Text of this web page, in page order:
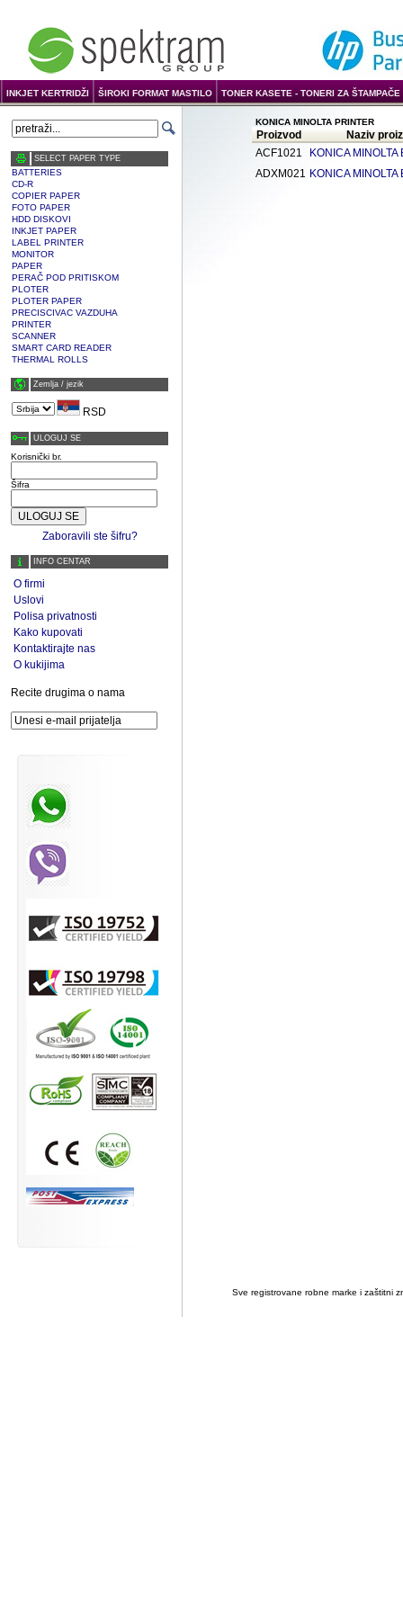
INKJET KERTRIDŽI ŠIROKI FORMAT MASTILO TONER KASETE - TONERI ZA
SELECT PAPER TYPE
BATTERIES
CD-R
COPIER PAPER
FOTO PAPER
HDD DISKOVI
INKJET PAPER
LABEL PRINTER
MONITOR
PAPER
PERAČ POD PRITISKOM
PLOTER
PLOTER PAPER
PRECISCIVAC VAZDUHA
PRINTER
SCANNER
SMART CARD READER
THERMAL ROLLS
Zemlja / јezik
RSD
ULOGUJ SE
Korisnički br.
Šifra
Zaboravili ste šifru?
INFO CENTAR
O firmi
Uslovi
Polisa privatnosti
Kako kupovati
Kontaktirajte nas
O kukijima
Recite drugima o nama
KONICA MINOLTA PRINTER
Proizvod
Naziv
ACF1021
KONICA
ADXM021 KONICA
Sve registrovane robne marke i zaštitni